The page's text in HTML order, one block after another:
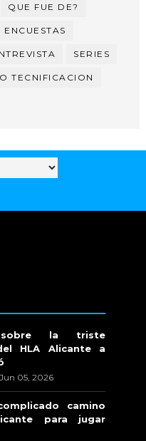
QUE FUE DE?
ENCUESTAS
SERIES
TECNIFICACION
sobre la triste
HLA Alicante a
Jun 05, 2026
camino
para jugar